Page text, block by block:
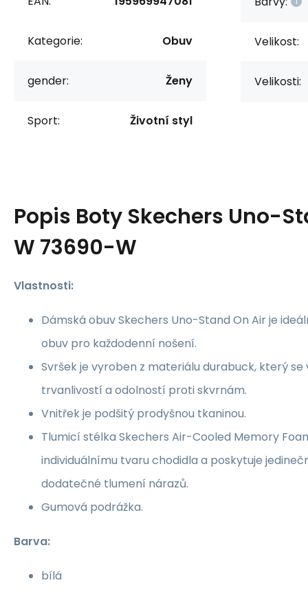
Kategorie: Obuv
gender: Ženy
Sport: Životní styl
Velikost:
Velikosti:
Popis Boty Skechers Uno-
W 73690-W
Vlastnosti:
Dámská obuv Skechers Uno-Stand On Air je
obuv pro každodenní nošení.
Svršek je vyroben z materiálu durabuck, který se
trvanlivostí a odolností proti skvrnám.
Vnitřek je podšitý prodyšnou tkaninou.
Tlumicí stélka Skechers Air-Cooled Memory
individuálnímu tvaru chodidla a poskytuje
dodatečné tlumení nárazů.
Gumová podrážka.
Barva:
bílá